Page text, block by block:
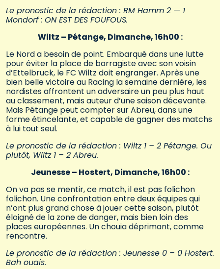
Le pronostic de la rédaction : RM Hamm 2 — 1
Mondorf : ON EST DES FOUFOUS.
Wiltz – Pétange, Dimanche, 16h00 :
Le Nord a besoin de point. Embarqué dans une lutte
pour éviter la place de barragiste avec son voisin
d’Ettelbruck, le FC Wiltz doit engranger. Après une
bien belle victoire au Racing la semaine dernière, les
nordistes affrontent un adversaire un peu plus haut
au classement, mais auteur d’une saison décevante.
Mais Pétange peut compter sur Abreu, dans une
forme étincelante, et capable de gagner des matchs
à lui tout seul.
Le pronostic de la rédaction : Wiltz 1 – 2 Pétange. Ou
plutôt, Wiltz 1 – 2 Abreu.
Jeunesse – Hostert, Dimanche, 16h00 :
On va pas se mentir, ce match, il est pas folichon
folichon. Une confrontation entre deux équipes qui
n’ont plus grand chose à jouer cette saison, plutôt
éloigné de la zone de danger, mais bien loin des
places européennes. Un chouia déprimant, comme
rencontre.
Le pronostic de la rédaction : Jeunesse 0 – 0 Hostert.
Bah ouais.